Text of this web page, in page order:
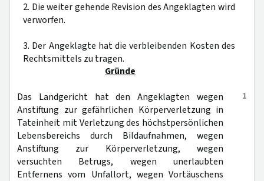
2. Die weiter gehende Revision des Angeklagten wird
verworfen.
3. Der Angeklagte hat die verbleibenden Kosten des
Rechtsmittels zu tragen.
Gründe
1
Das Landgericht hat den Angeklagten wegen
Anstiftung zur gefährlichen Körperverletzung in
Tateinheit mit Verletzung des höchstpersönlichen
Lebensbereichs durch Bildaufnahmen, wegen
Anstiftung zur Körperverletzung, wegen
versuchten Betrugs, wegen unerlaubten
Entfernens vom Unfallort, wegen Vortäuschens